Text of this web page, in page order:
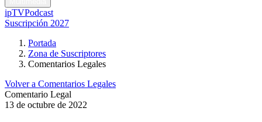
ipTVPodcast
Suscripción 2027
Portada
Zona de Suscriptores
Comentarios Legales
Volver a Comentarios Legales
Comentario Legal
13 de octubre de 2022